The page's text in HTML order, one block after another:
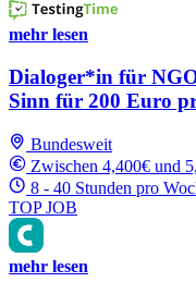
mehr lesen
Dialoger*in für
Sinn für 200 Euro
Bundesweit
Zwischen 4,400€ und
8 - 40 Stunden pro
TOP JOB
mehr lesen